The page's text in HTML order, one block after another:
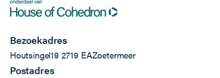
Bezoekadres
Houtsingel19 2719 EAZoetermeer
Postadres